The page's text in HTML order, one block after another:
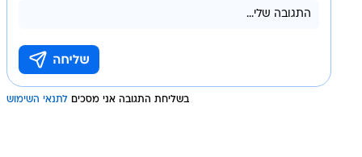
בשליחת התגובה אני מסכים לתנאי השימוש